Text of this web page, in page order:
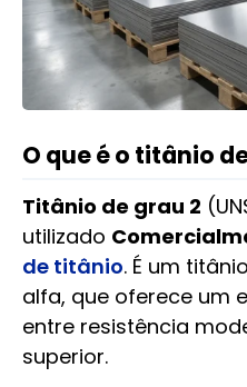
O que é o titânio
Titânio de grau 2
utilizado
de titânio. É um
alfa, que oferece um
entre resistência
superior.